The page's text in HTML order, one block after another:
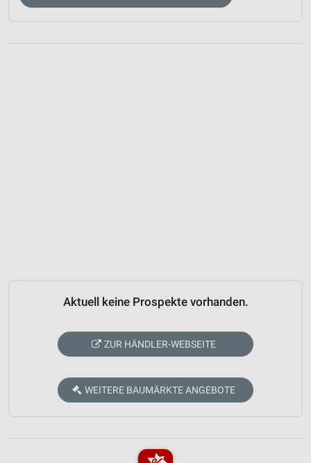
Aktuell keine Prospekte vorhanden.
ZUR HÄNDLER-WEBSEITE
WEITERE BAUMÄRKTE ANGEBOTE